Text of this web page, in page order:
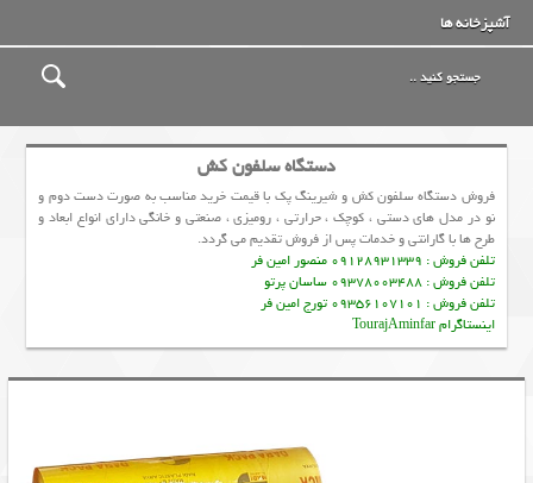
آشپزخانه ها
دستگاه سلفون کش
فروش دستگاه سلفون کش و شیرینگ پک با قیمت خرید مناسب به صورت دست دوم و
نو در مدل های دستی ، کوچک ، حرارتی ، رومیزی ، صنعتی و خانگی دارای انواع ابعاد و
طرح ها با گارانتی و خدمات پس از فروش تقدیم می گردد.
تلفن فروش : 09128931339 منصور امین فر
تلفن فروش : 09378003488 ساسان پرتو
تلفن فروش : 09356107101 تورج امین فر
اینستاگرام TourajAminfar